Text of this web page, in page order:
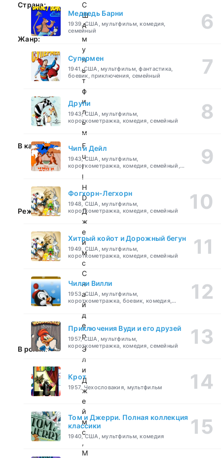
Страна:
С
Ш
А
Жанр:
м
у
л
ь
т
ф
и
л
ь
м
В качестве:
F
u
l
l
H
D
Режиссер:
Д
ж
е
й
м
с
С
н
а
й
д
е
р
В ролях:
Э
л
и
Д
ж
е
й
м
с
,
М
Медведь Барни
1939, США, мультфильм, комедия,
семейный
Супермен
1941, США, мультфильм, фантастика,
боевик, приключения, семейный
Друпи
1943, США, мультфильм,
короткометражка, комедия, семейный
Чип и Дейл
1943, США, мультфильм,
короткометражка, комедия, семейный,
Фогхорн-Легхорн
1948, США, мультфильм,
короткометражка, комедия, семейный
Хитрый койот и Дорожный бегун
1949, США, мультфильм,
короткометражка, комедия, семейный
Чилли Вилли
1953, США, мультфильм,
короткометражка, боевик, комедия,
приключения, семейный
Приключения Вуди и его друзей
1957, США, мультфильм,
короткометражка, комедия, семейный
Крот
1957, Чехословакия, мультфильм
Том и Джерри. Полная коллекция
классики
1940, США, мультфильм, комедия